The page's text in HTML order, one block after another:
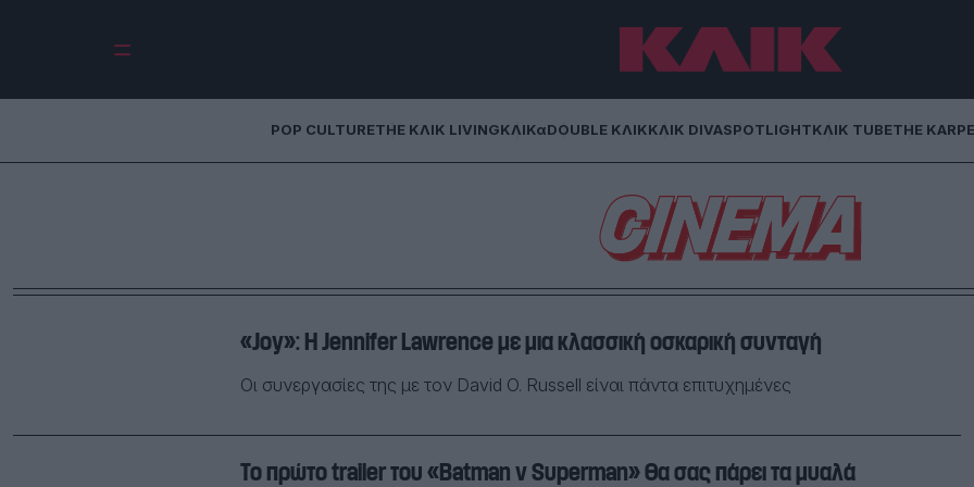
POP CULTURETHE ΚΛΙΚ LIVINGΚΛΙΚαDOUBLE ΚΛΙΚΚΛΙΚ DIVASPOTLIGHTΚΛΙΚ TUBETHE
«Joy»: Η Jennifer Lawrence με μια κλασσική οσκαρική συνταγή
Οι συνεργασίες της με τον David O. Russell είναι πάντα επιτυχημένες
Το πρώτο trailer του «Batman v Superman» θα σας πάρει τα μυαλά